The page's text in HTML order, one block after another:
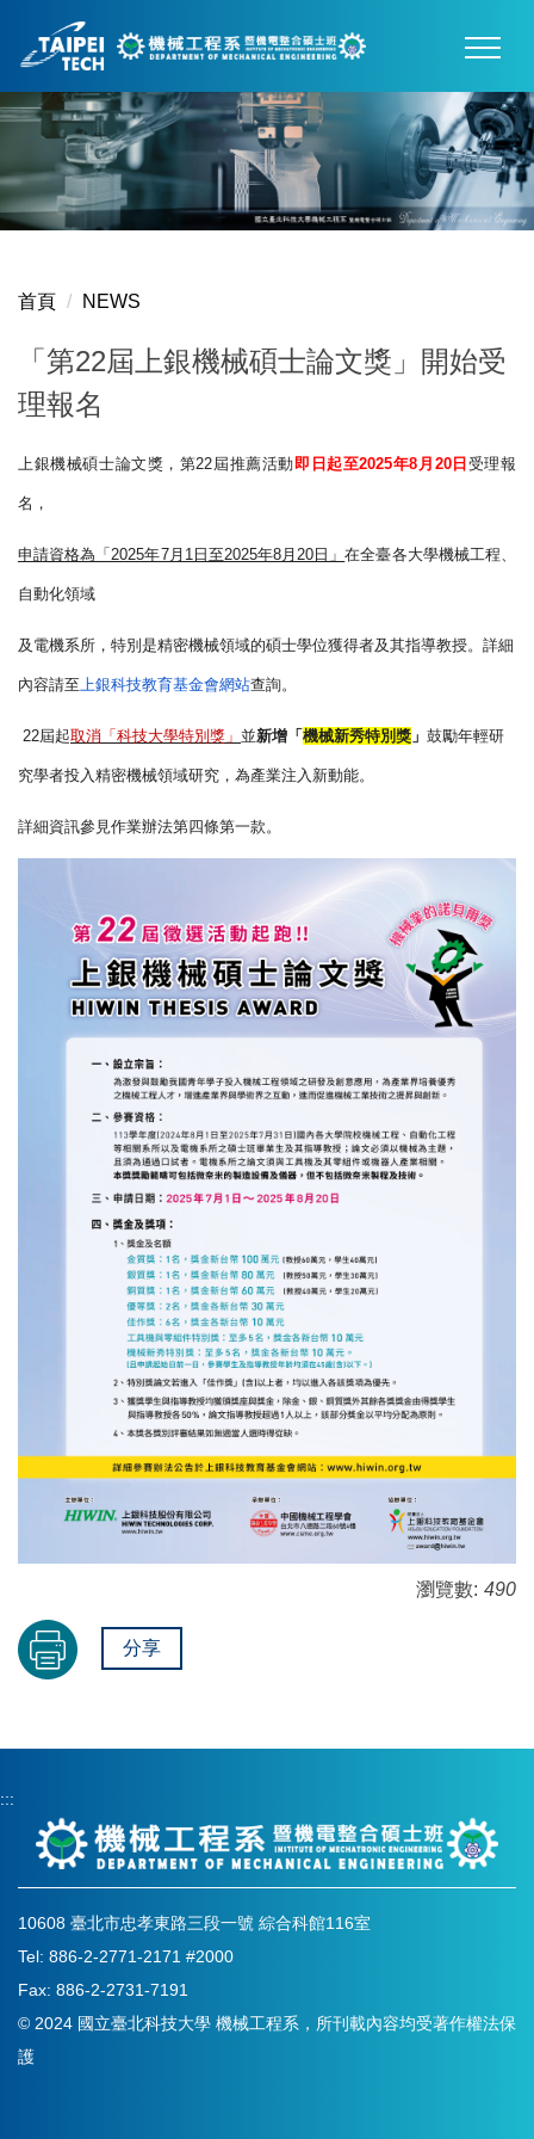
要
區
首頁 NEWS
「第22屆上銀機械碩士論文獎」開始受
理報名
上銀機械碩士論文獎，第22屆推薦活動即日起至2025年8月20日 受理報
名，
申請資格為「2025年7月1日至2025年8月20日」在全臺各大學機械工程、
自動化領域
及電機系所，特別是精密機械領域的碩士學位獲得者及其指導教授。 詳細
內容請至上銀科技教育基金會網站查詢。
22屆起取消「科技大學特別獎」 並新增「 機械新秀特別獎 」 鼓勵年輕研
究學者投入精密機械領域研究，為產業注入新動能。
詳細資訊參見作業辦法第四條第一款。
瀏覽數: 490
分享
:::
10608 臺北市忠孝東路三段一號 綜合科館116室
Tel: 886-2-2771-2171 #2000
Fax: 886-2-2731-7191
© 2024 國立臺北科技大學 機械工程系，所刊載內容均受著作權法保
護